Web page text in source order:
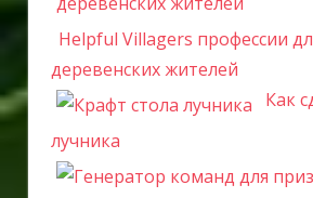
Helpful Villagers профессии
деревенских жителей
Как
лучника